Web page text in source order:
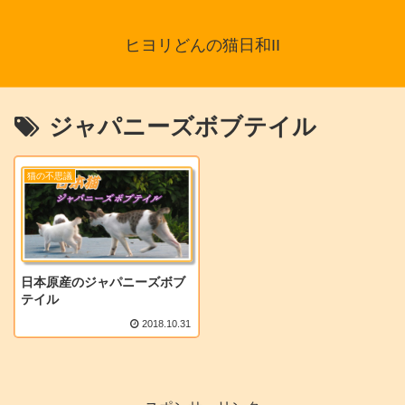
ヒヨリどんの猫日和II
ジャパニーズボブテイル
猫の不思議
日本原産のジャパニーズボブ
テイル
2018.10.31